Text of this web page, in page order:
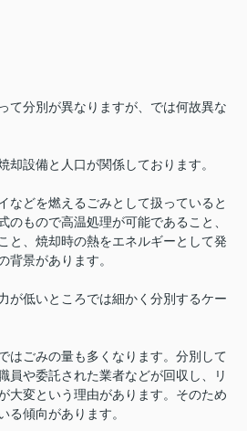
て分別が異なりますが、では何故異な
却設備と人口が関係しております。
などを燃えるごみとして扱っていると
のもので高温処理が可能であること、
と、焼却時の熱をエネルギーとして発
背景があります。
が低いところでは細かく分別するケー
はごみの量も多くなります。分別して
員や委託された業者などが回収し、リ
大変という理由があります。そのため
る傾向があります。